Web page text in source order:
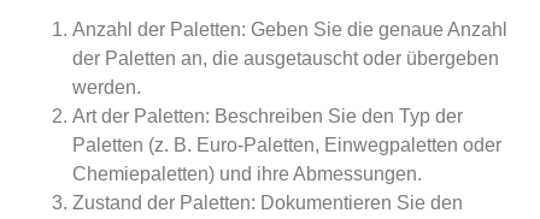
Anzahl der Paletten: Geben Sie die genaue Anzahl
der Paletten an, die ausgetauscht oder übergeben
werden.
Art der Paletten: Beschreiben Sie den Typ der
Paletten (z. B. Euro-Paletten, Einwegpaletten oder
Chemiepaletten) und ihre Abmessungen.
Zustand der Paletten: Dokumentieren Sie den